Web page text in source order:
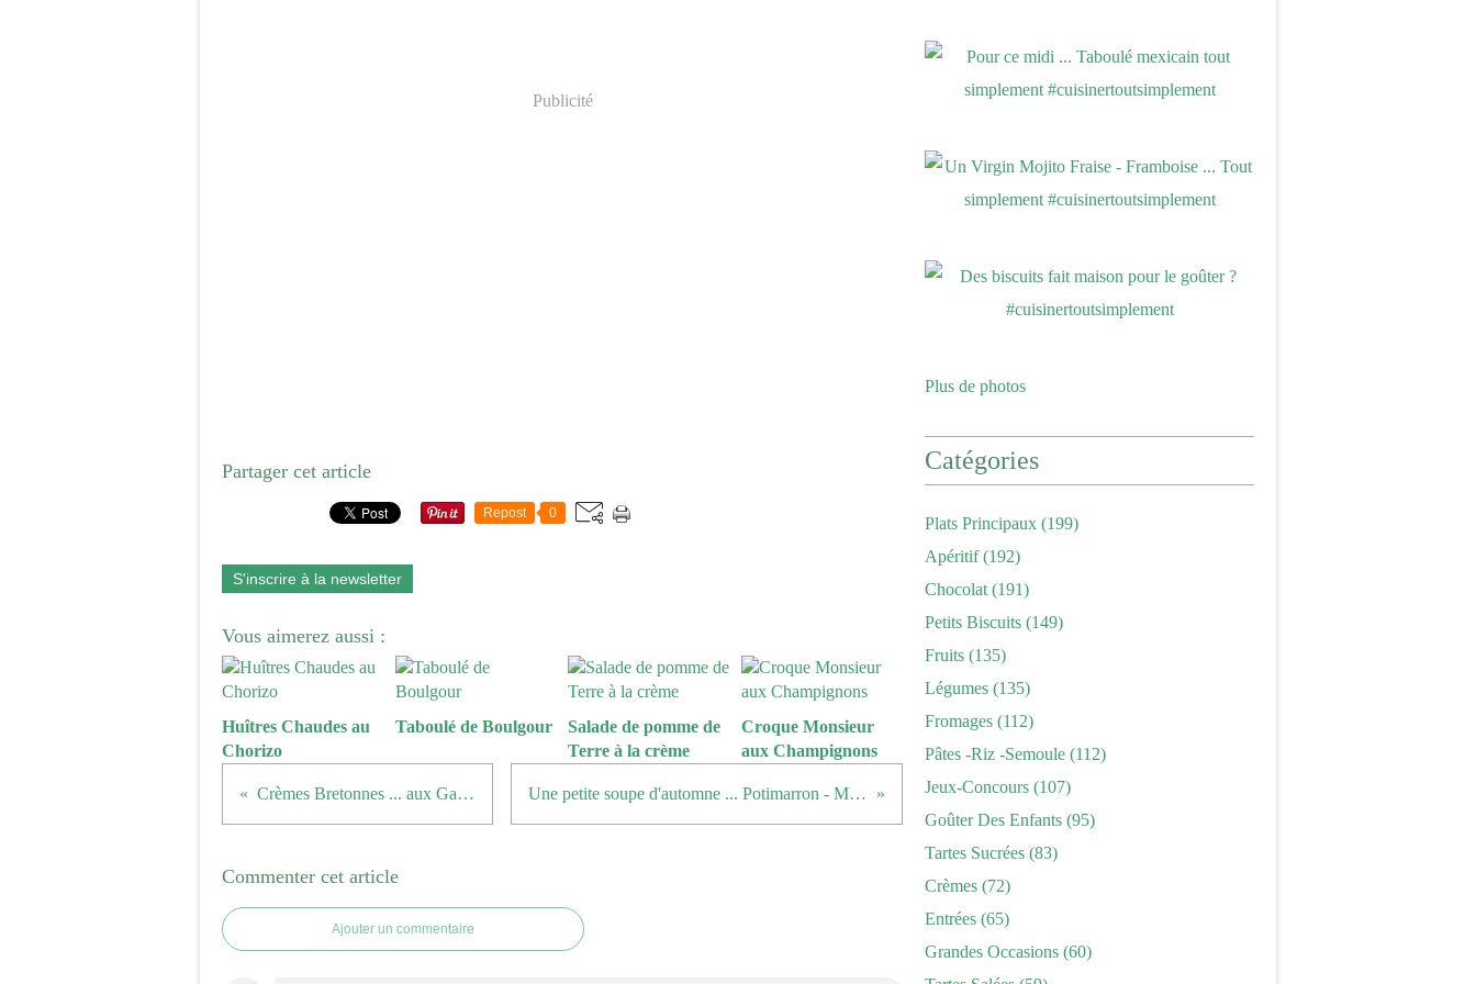
Publicité
Partager cet article
Repost 0
S'inscrire à la newsletter
Vous aimerez aussi :
Huîtres Chaudes au
Chorizo
Taboulé de Boulgour
Salade de pomme de
Terre à la crème
Croque Monsieur
aux Champignons
Crèmes Bretonnes ... aux Galettes Une petite soupe d'automne ... Potimarron - Marrons
Commenter cet article
Ajouter un commentaire
Plus de photos
Catégories
Plats Principaux (199)
Apéritif(192)
Chocolat (191)
Petits Biscuits (149)
Fruits (135)
Légumes (135)
Fromages (112)
Pâtes -riz -semoule (112)
Jeux-Concours (107)
Goûter Des Enfants (95)
Tartes Sucrées (83)
Crèmes (72)
Entrées (65)
Grandes Occasions (60)